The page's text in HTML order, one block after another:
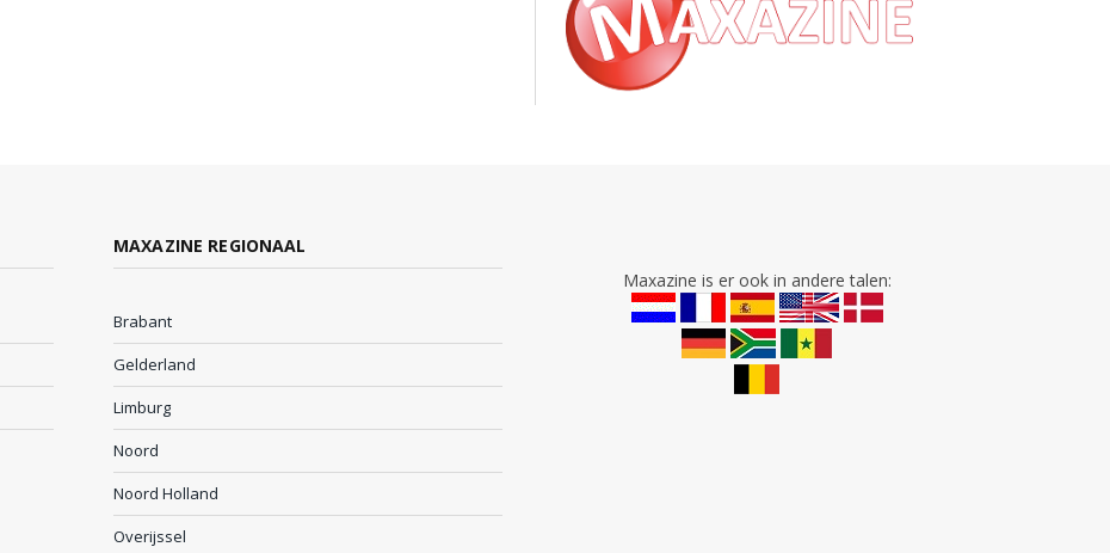
MAXAZINE REGIONAAL
Brabant
Gelderland
Limburg
Noord
Noord Holland
Overijssel
Maxazine is er ook in andere talen: